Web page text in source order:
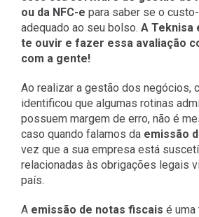
ou da NFC-e para saber se o
adequado ao seu bolso. A Teknisa
te ouvir e fazer essa avaliação
com a gente!
Ao realizar a gestão dos negócios,
identificou que algumas rotinas
possuem margem de erro, não é
caso quando falamos da emissão
vez que a sua empresa está
relacionadas às obrigações legais
país.
A emissão de notas fiscais é uma